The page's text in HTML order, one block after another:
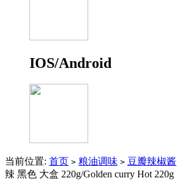
IOS/Android
当前位置: 首页 > 粮油调味 > 豆瓣辣椒酱
辣 黑色 大盒 220g/Golden curry Hot 220g